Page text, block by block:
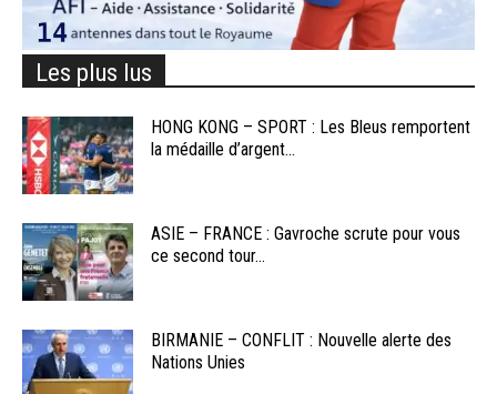
Les plus lus
HONG KONG – SPORT : Les Bleus remportent
la médaille d’argent...
ASIE – FRANCE : Gavroche scrute pour vous
ce second tour...
BIRMANIE – CONFLIT : Nouvelle alerte des
Nations Unies